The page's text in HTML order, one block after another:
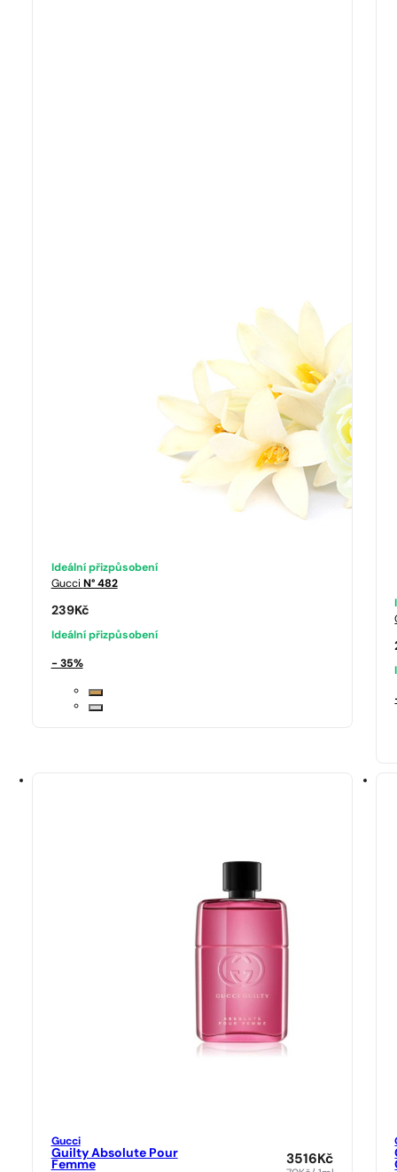
Ideální přizpůsobení
Gucci N° 482
239Kč
Ideální přizpůsobení
- 35%
Gucci
Guilty Absolute Pour
Femme
3516 Kč